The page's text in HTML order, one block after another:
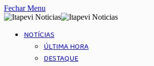
Fechar Menu
NOTÍCIAS
ÚLTIMA HORA
DESTAQUE